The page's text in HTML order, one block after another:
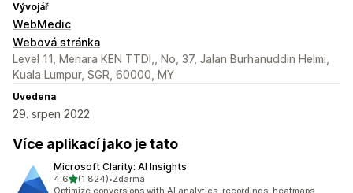
Vývojář
WebMedic
Webová stránka
Level 11, Menara KEN TTDI,, No, 37, Jalan Burhanuddin Helmi,
Kuala Lumpur, SGR, 60000, MY
Uvedena
29. srpen 2022
Více aplikací jako je tato
Microsoft Clarity: AI Insights
4,6z 5 hvězd
(1 824)
Celkový počet recenzí: 1824
•Zdarma